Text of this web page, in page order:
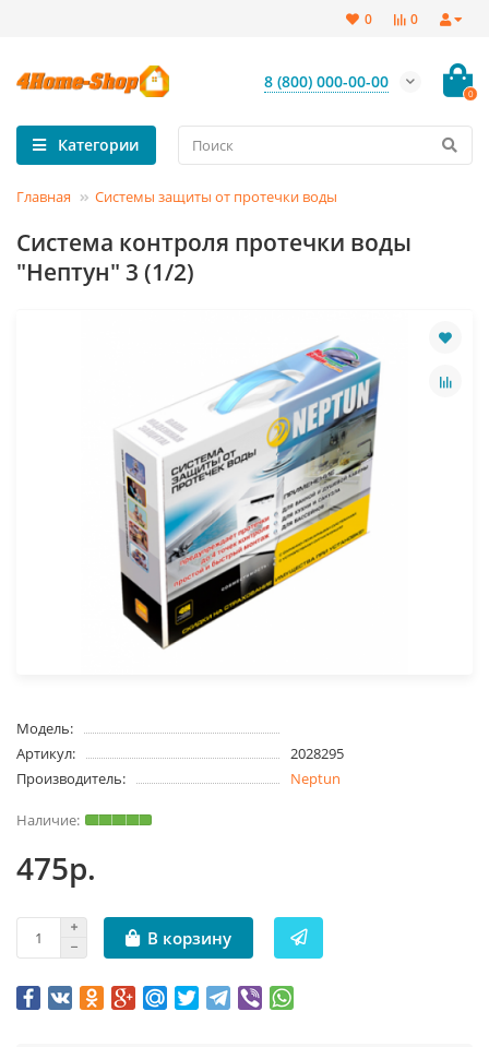
0
0
8 (800) 000-00-00
0
Категории
Главная Системы защиты от протечки воды
Система контроля протечки воды
"Нептун" 3 (1/2)
Модель:
Артикул:
2028295
Производитель:
Neptun
475р.
В корзину